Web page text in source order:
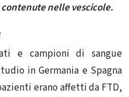
nelle vescicole.
e campioni di sangue
in Germania e Spagna
erano affetti da FTD,